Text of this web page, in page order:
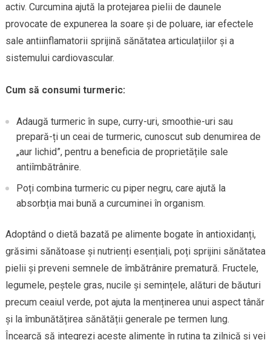
activ. Curcumina ajută la protejarea pielii de daunele
provocate de expunerea la soare și de poluare, iar efectele
sale antiinflamatorii sprijină sănătatea articulațiilor și a
sistemului cardiovascular.
Cum să consumi turmeric:
Adaugă turmeric în supe, curry-uri, smoothie-uri sau
prepară-ți un ceai de turmeric, cunoscut sub denumirea de
„aur lichid”, pentru a beneficia de proprietățile sale
antiîmbătrânire.
Poți combina turmeric cu piper negru, care ajută la
absorbția mai bună a curcuminei în organism.
Adoptând o dietă bazată pe alimente bogate în antioxidanți,
grăsimi sănătoase și nutrienți esențiali, poți sprijini sănătatea
pielii și preveni semnele de îmbătrânire prematură. Fructele,
legumele, peștele gras, nucile și semințele, alături de băuturi
precum ceaiul verde, pot ajuta la menținerea unui aspect tânăr
și la îmbunătățirea sănătății generale pe termen lung.
Încearcă să integrezi aceste alimente în rutina ta zilnică și vei